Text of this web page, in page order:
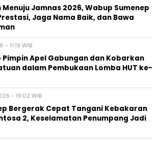
Jamnas 2026, Wabup Sumenep
Jaga Nama Baik, dan Bawa
11:19 WIB
Pimpin Apel Gabungan dan Kobarkan
dalam Pembukaan Lomba HUT ke-
- 19:02 WIB
Bergerak Cepat Tangani Kebakaran
2, Keselamatan Penumpang Jadi